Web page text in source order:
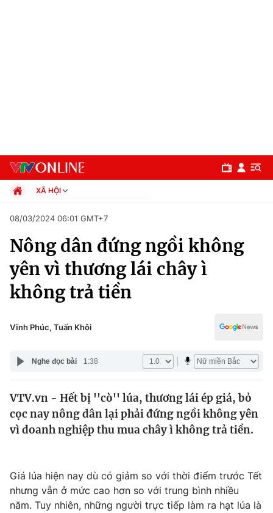
Chuyên mục
Chính trị
Thế giới
Thế giới đó đây
Câu chuyện quốc tế
Tài chính
Thị trường
Dữ liệu và đời sống
XÃ HỘI
Xã hội
Pháp luật
Kinh tế
Thể thao
Truyền hình
Văn hóa - Giải trí
Đời sống
Giáo dục
08/03/2024 06:01 GMT+7
Nông dân đứng ngồi không
yên vì thương lái chây ì
không trả tiền
Vĩnh Phúc, Tuấn Khôi
Nghe đọc bài 1:38
VTV.vn - Hết bị ''cò'' lúa, thương lái ép giá, bỏ
cọc nay nông dân lại phải đứng ngồi không yên
vì doanh nghiệp thu mua chây ì không trả tiền.
Giá lúa hiện nay dù có giảm so với thời điểm trước Tết
nhưng vẫn ở mức cao hơn so với trung bình nhiều
năm. Tuy nhiên, những người trực tiếp làm ra hạt lúa là